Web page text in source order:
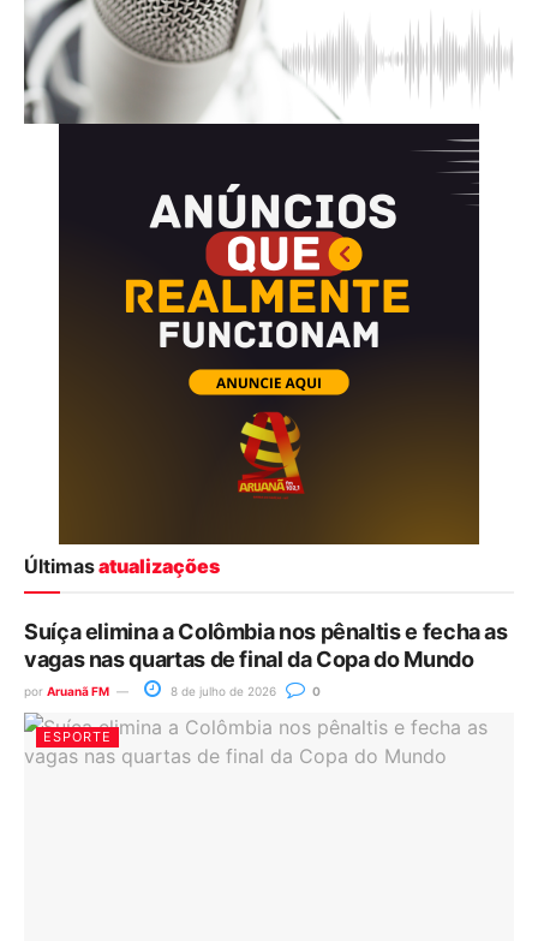
Últimasatualizações
Suíça elimina a Colômbia nos pênaltis e fecha as
vagas nas quartas de final da Copa do Mundo
por Aruanã FM 8 de julho de 2026 0
ESPORTE